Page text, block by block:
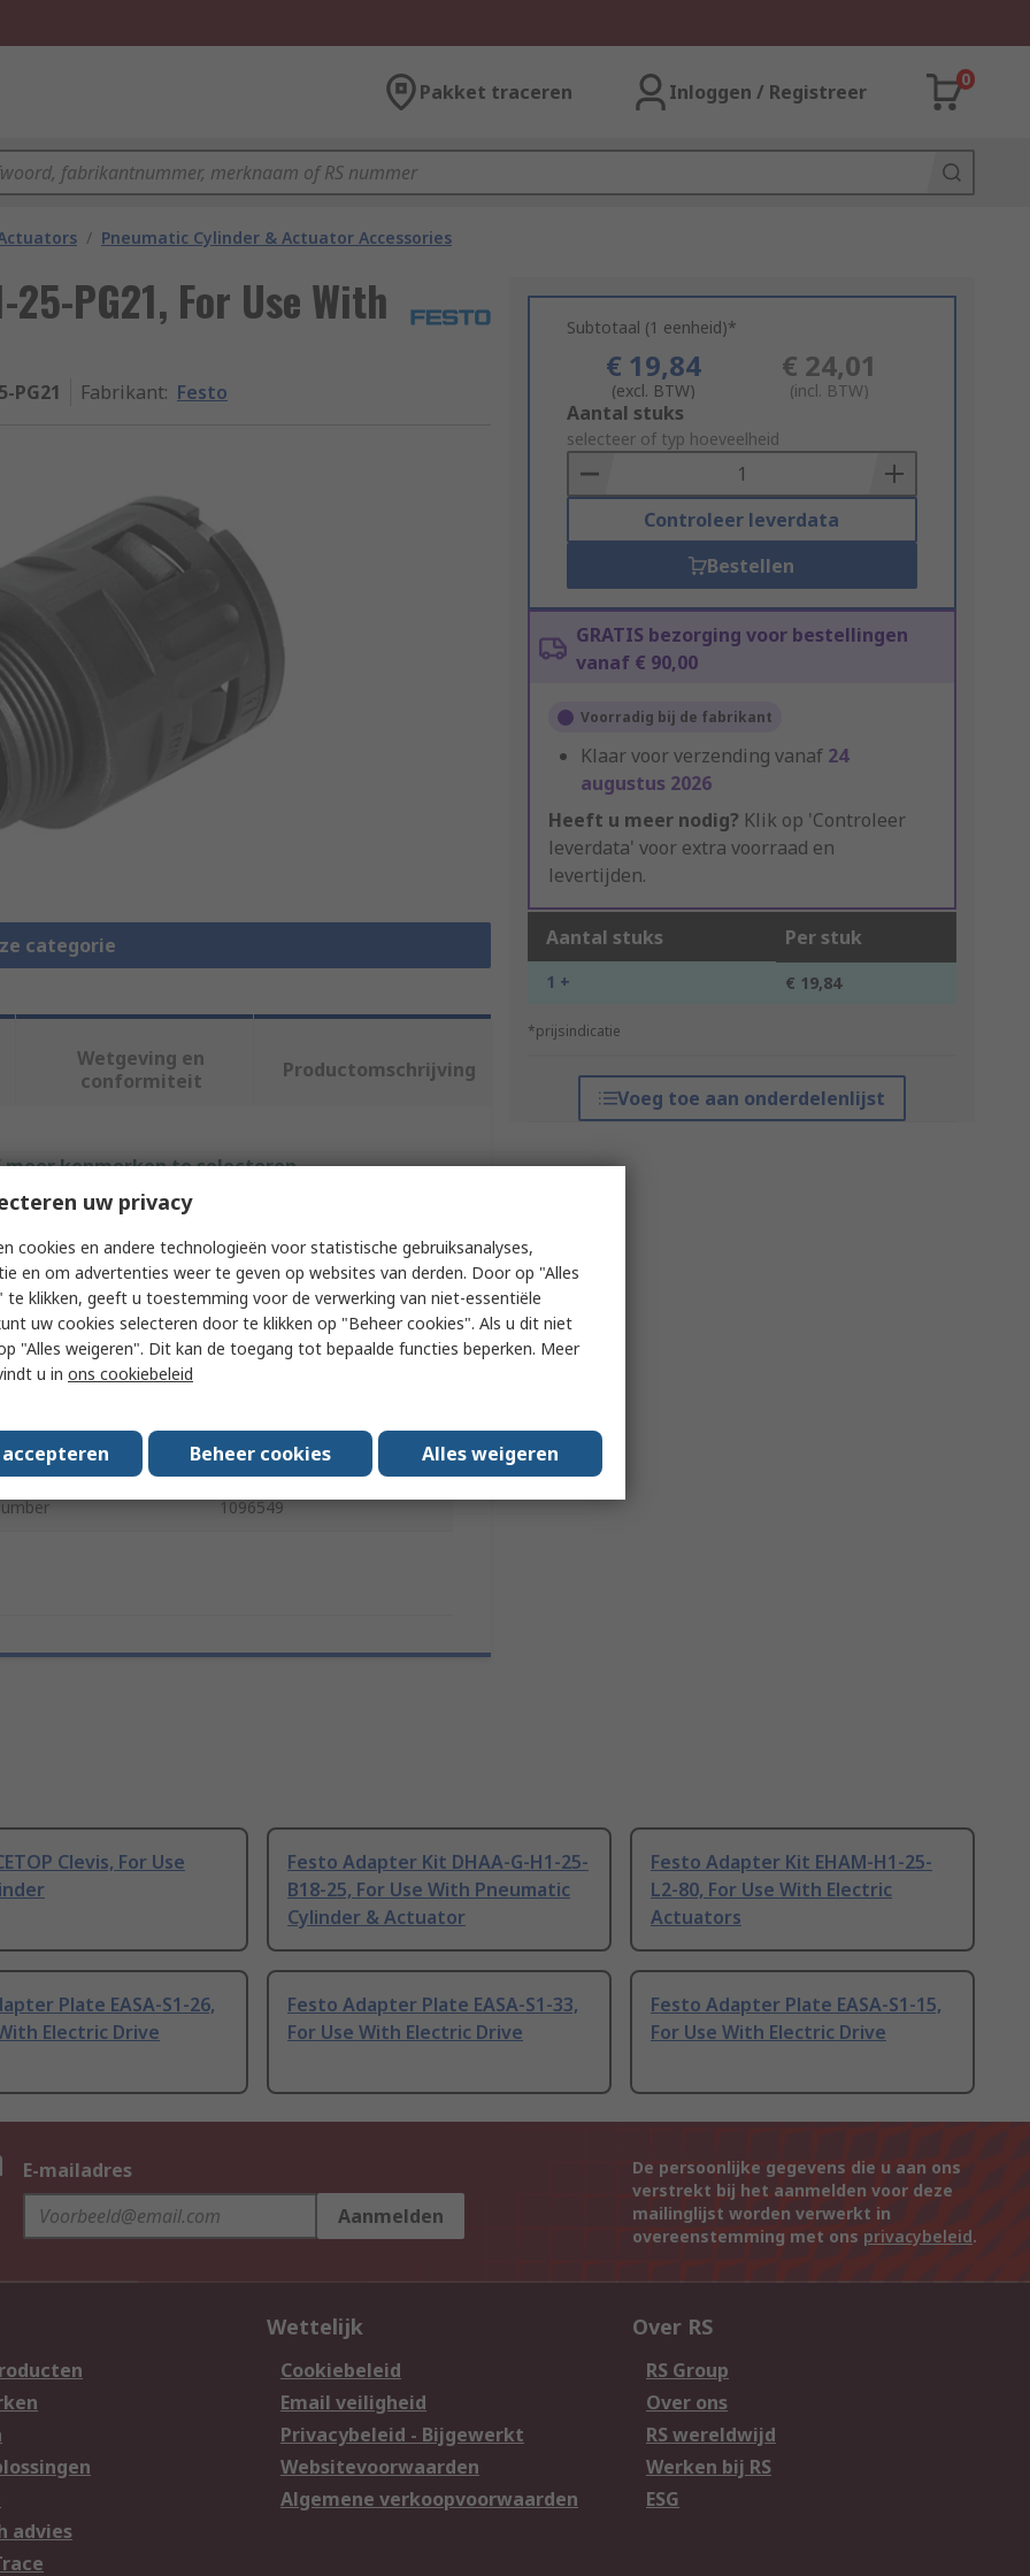
Pakket traceren Inloggen / Registreer
0
/ Pneumatic Cylinder & Actuator Accessories
25-PG21, For Use With
PG21 Fabrikant: Festo
categorie
Subtotaal (1 eenheid)*
€ 19,84
(excl. BTW)
€ 24,01
(incl. BTW)
Add
to
Basket
Aantal stuks
selecteer of typ hoeveelheid
Controleer leverdata
Bestellen
GRATIS bezorging voor bestellingen
vanaf € 90,00
Voorradig bij de fabrikant
Klaar voor verzending vanaf 24
augustus 2026
Heeft u meer nodig? Klik op 'Controleer
leverdata' voor extra voorraad en
levertijden.
Aantal stuks Per stuk
1 + € 19,84
*prijsindicatie
Voeg toe aan onderdelenlijst
Wetgeving en
conformiteit
Productomschrijving
kenmerken te selecteren.
Festo
Electric Actuators
CETOP Clevis
Approvals RoHS
1096549
Clevis, For Use
Festo Adapter Kit DHAA-G-H1-25-
B18-25, For Use With Pneumatic
Cylinder & Actuator
Festo Adapter Kit EHAM-H1-25-
L2-80, For Use With Electric
Actuators
Plate EASA-S1-26,
Electric Drive
Festo Adapter Plate EASA-S1-33,
For Use With Electric Drive
Festo Adapter Plate EASA-S1-15,
For Use With Electric Drive
E-mailadres
Aanmelden
De persoonlijke gegevens die u aan ons
verstrekt bij het aanmelden voor deze
mailinglijst worden verwerkt in
overeenstemming met ons privacybeleid.
advies
Wettelijk
Cookiebeleid
Email veiligheid
Privacybeleid - Bijgewerkt
Websitevoorwaarden
Algemene verkoopvoorwaarden
Over RS
RS Group
Over ons
RS wereldwijd
Werken bij RS
ESG
uw privacy
cookies en andere technologieën voor statistische gebruiksanalyses,
en om advertenties weer te geven op websites van derden. Door op "Alles
te klikken, geeft u toestemming voor de verwerking van niet-essentiële
uw cookies selecteren door te klikken op "Beheer cookies". Als u dit niet
"Alles weigeren". Dit kan de toegang tot bepaalde functies beperken. Meer
u in ons cookiebeleid
Beheer cookies Alles weigeren